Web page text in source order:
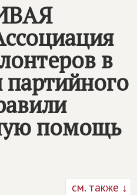
в
помощь
см. также ↓